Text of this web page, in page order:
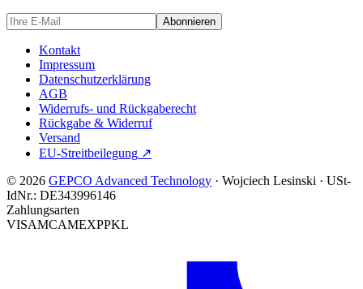
Abonnieren
Kontakt
Impressum
Datenschutzerklärung
AGB
Widerrufs- und Rückgaberecht
Rückgabe & Widerruf
Versand
EU-Streitbeilegung ↗
© 2026 GEPCO Advanced Technology · Wojciech Lesinski · USt-
IdNr.: DE343996146
Zahlungsarten
VISAMCAMEXPPKL